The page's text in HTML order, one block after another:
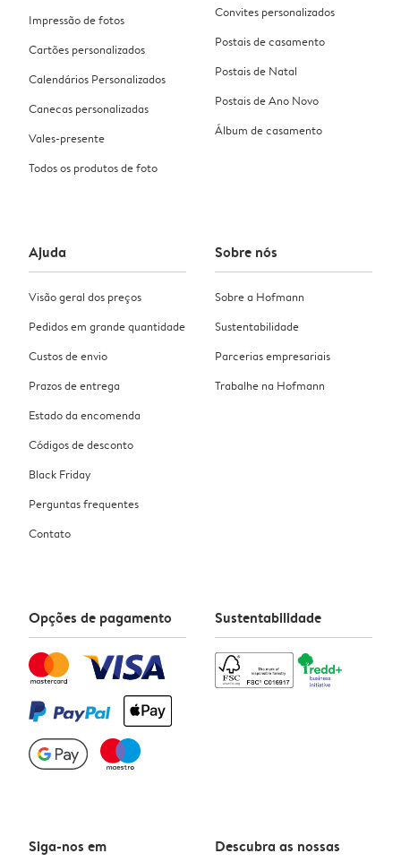
Impressão de fotos
Cartões personalizados
Calendários Personalizados
Canecas personalizadas
Vales-presente
Todos os produtos de foto
Convites personalizados
Postais de casamento
Postais de Natal
Postais de Ano Novo
Álbum de casamento
Ajuda
Visão geral dos preços
Pedidos em grande quantidade
Custos de envio
Prazos de entrega
Estado da encomenda
Códigos de desconto
Black Friday
Perguntas frequentes
Contato
Sobre nós
Sobre a Hofmann
Sustentabilidade
Parcerias empresariais
Trabalhe na Hofmann
Opções de pagamento Sustentabilidade
Siga-nos em
Descubra as nossas